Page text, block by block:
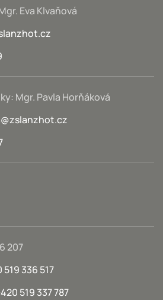
Eva Klvaňová
Mgr. Pavla Horňáková
207
336 517
519 337 787